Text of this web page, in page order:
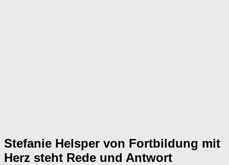
Stefanie Helsper von Fortbildung mit
Herz steht Rede und Antwort